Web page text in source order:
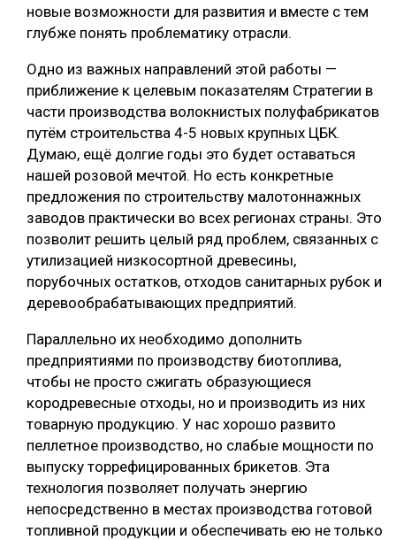
новые возможности для развития и вместе с тем
глубже понять проблематику отрасли.
Одно из важных направлений этой работы —
приближение к целевым показателям Стратегии в
части производства волокнистых полуфабрикатов
путём строительства 4-5 новых крупных ЦБК.
Думаю, ещё долгие годы это будет оставаться
нашей розовой мечтой. Но есть конкретные
предложения по строительству малотоннажных
заводов практически во всех регионах страны. Это
позволит решить целый ряд проблем, связанных с
утилизацией низкосортной древесины,
порубочных остатков, отходов санитарных рубок и
деревообрабатывающих предприятий.
Параллельно их необходимо дополнить
предприятиями по производству биотоплива,
чтобы не просто сжигать образующиеся
кородревесные отходы, но и производить из них
товарную продукцию. У нас хорошо развито
пеллетное производство, но слабые мощности по
выпуску торрефицированных брикетов. Эта
технология позволяет получать энергию
непосредственно в местах производства готовой
топливной продукции и обеспечивать ею не только